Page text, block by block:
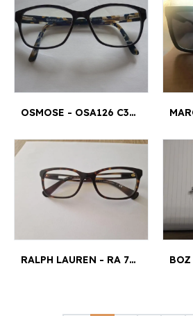
OSMOSE - OSA126 C3 54□15-140
RALPH LAUREN - RA 7069 53¤18